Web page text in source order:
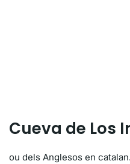
Cueva de Los
ou dels Anglesos en